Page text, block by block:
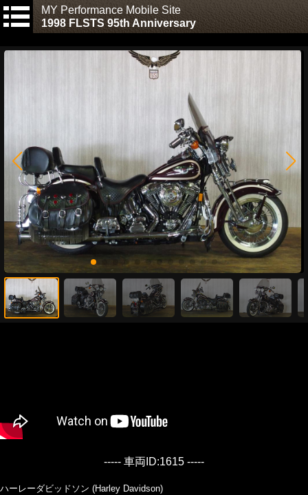
MY Performance Mobile Site
1998 FLSTS 95th Anniversary
----- 車両ID:1615 -----
ハーレーダビッドソン (Harley Davidson)